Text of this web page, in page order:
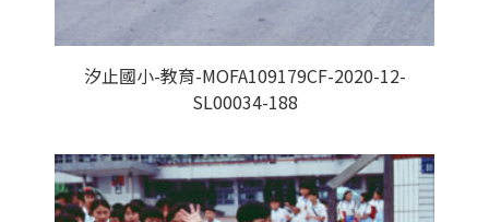
汐止國小-教育-MOFA109179CF-2020-12-
SL00034-188